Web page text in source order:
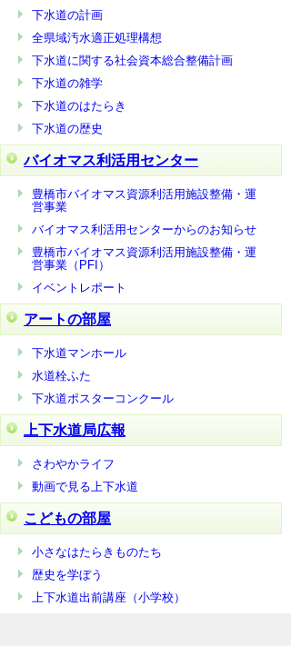
下水道の計画
全県域汚水適正処理構想
下水道に関する社会資本総合整備計画
下水道の雑学
下水道のはたらき
下水道の歴史
バイオマス利活用センター
豊橋市バイオマス資源利活用施設整備・運
営事業
バイオマス利活用センターからのお知らせ
豊橋市バイオマス資源利活用施設整備・運
営事業（PFI）
イベントレポート
アートの部屋
下水道マンホール
水道栓ふた
下水道ポスターコンクール
上下水道局広報
さわやかライフ
動画で見る上下水道
こどもの部屋
小さなはたらきものたち
歴史を学ぼう
上下水道出前講座（小学校）